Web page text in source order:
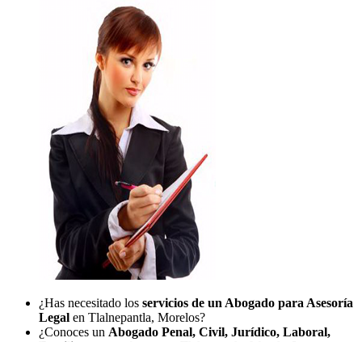
¿Has necesitado los servicios de un Abogado para Asesoría
Legal en Tlalnepantla, Morelos?
¿Conoces un Abogado Penal, Civil, Jurídico, Laboral,